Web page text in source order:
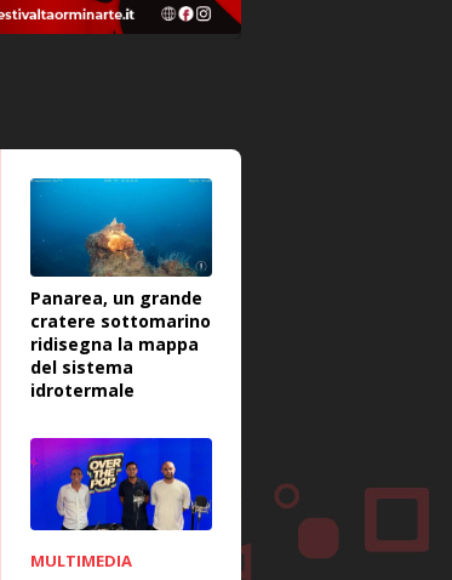
Panarea, un grande
cratere sottomarino
ridisegna la mappa
del sistema
idrotermale
MULTIMEDIA